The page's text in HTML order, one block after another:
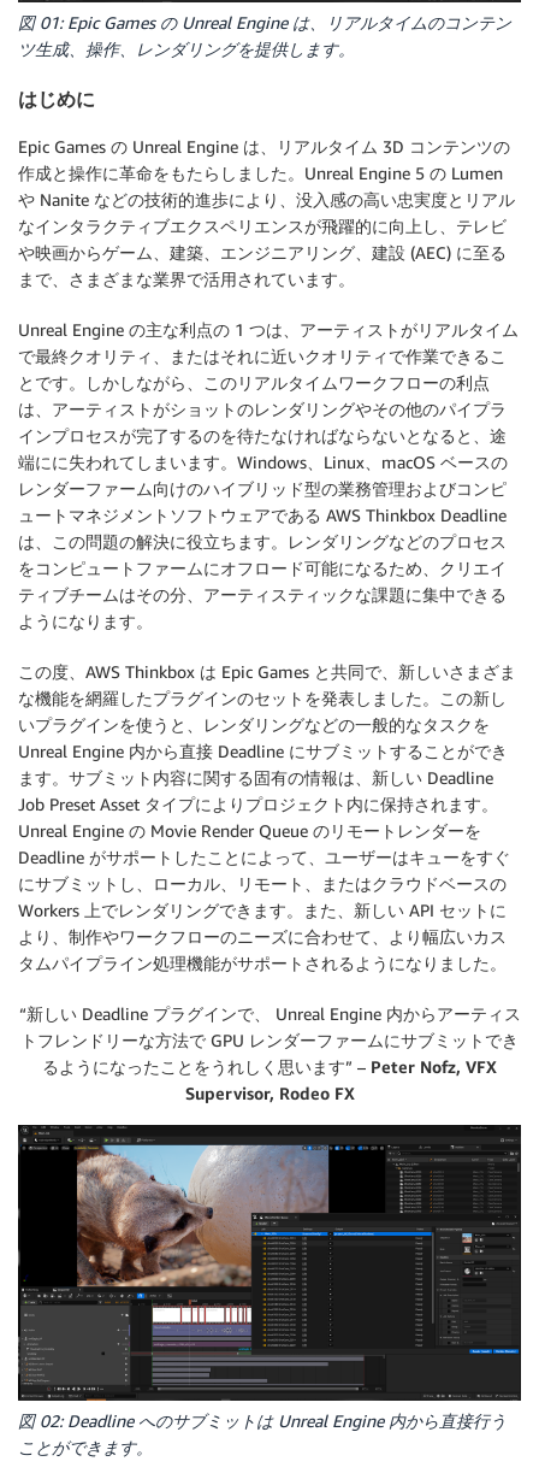
図 01: Epic Games の Unreal Engine は、リアルタイムのコンテン
ツ生成、操作、レンダリングを提供します。
はじめに
Epic Games の Unreal Engine は、リアルタイム 3D コンテンツの
作成と操作に革命をもたらしました。Unreal Engine 5 の Lumen
や Nanite などの技術的進歩により、没入感の高い忠実度とリアル
なインタラクティブエクスペリエンスが飛躍的に向上し、テレビ
や映画からゲーム、建築、エンジニアリング、建設 (AEC) に至る
まで、さまざまな業界で活用されています。
Unreal Engine の主な利点の 1 つは、アーティストがリアルタイム
で最終クオリティ、またはそれに近いクオリティで作業できるこ
とです。しかしながら、このリアルタイムワークフローの利点
は、アーティストがショットのレンダリングやその他のパイプラ
インプロセスが完了するのを待たなければならないとなると、途
端にに失われてしまいます。Windows、Linux、macOS ベースの
レンダーファーム向けのハイブリッド型の業務管理およびコンピ
ュートマネジメントソフトウェアである AWS Thinkbox Deadline
は、この問題の解決に役立ちます。レンダリングなどのプロセス
をコンピュートファームにオフロード可能になるため、クリエイ
ティブチームはその分、アーティスティックな課題に集中できる
ようになります。
この度、AWS Thinkbox は Epic Games と共同で、新しいさまざま
な機能を網羅したプラグインのセットを発表しました。この新し
いプラグインを使うと、レンダリングなどの一般的なタスクを
Unreal Engine 内から直接 Deadline にサブミットすることができ
ます。サブミット内容に関する固有の情報は、新しい Deadline
Job Preset Asset タイプによりプロジェクト内に保持されます。
Unreal Engine の Movie Render Queue のリモートレンダーを
Deadline がサポートしたことによって、ユーザーはキューをすぐ
にサブミットし、ローカル、リモート、またはクラウドベースの
Workers 上でレンダリングできます。また、新しい API セットに
より、制作やワークフローのニーズに合わせて、より幅広いカス
タムパイプライン処理機能がサポートされるようになりました。
“新しい Deadline プラグインで、 Unreal Engine 内からアーティス
トフレンドリーな方法で GPU レンダーファームにサブミットでき
るようになったことをうれしく思います” – Peter Nofz, VFX
Supervisor, Rodeo FX
図 02: Deadline へのサブミットは Unreal Engine 内から直接行う
ことができます。